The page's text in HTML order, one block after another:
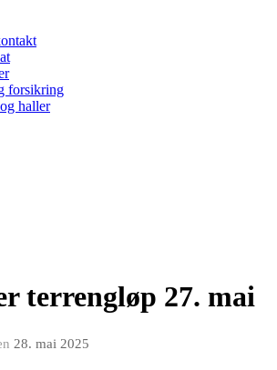
forsikring
haller
terrengløp 27. mai
28. mai 2025